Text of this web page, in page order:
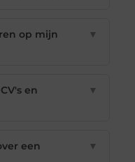
op mijn
▼
en
▼
een
▼